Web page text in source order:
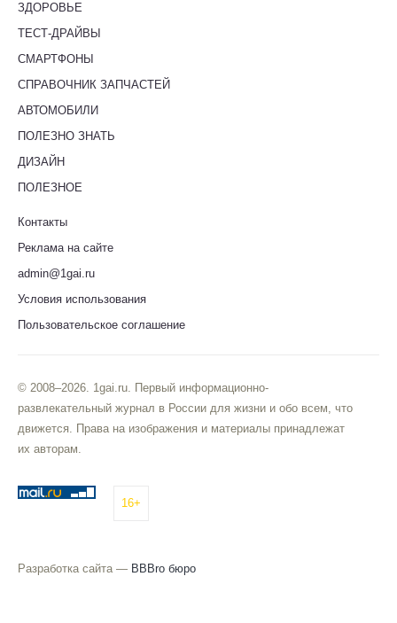
ЗДОРОВЬЕ
ТЕСТ-ДРАЙВЫ
СМАРТФОНЫ
СПРАВОЧНИК ЗАПЧАСТЕЙ
АВТОМОБИЛИ
ПОЛЕЗНО ЗНАТЬ
ДИЗАЙН
ПОЛЕЗНОЕ
Контакты
Реклама на сайте
admin@1gai.ru
Условия использования
Пользовательское соглашение
© 2008–2026. 1gai.ru. Первый информационно-
развлекательный журнал в России для жизни и обо всем, что
движется. Права на изображения и материалы принадлежат
их авторам.
16+
Разработка сайта — BBBro бюро